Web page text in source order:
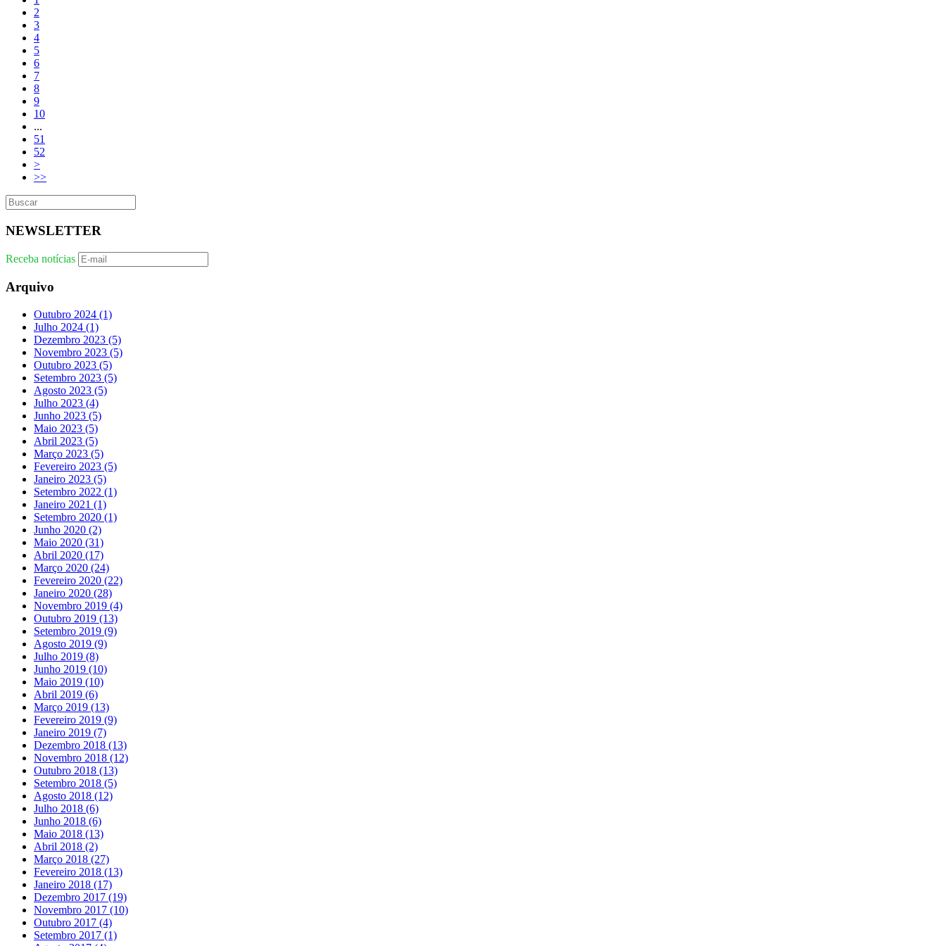
2
3
4
5
6
7
8
9
10
...
51
52
>
>>
NEWSLETTER
Receba notícias
Arquivo
Outubro 2024 (1)
Julho 2024 (1)
Dezembro 2023 (5)
Novembro 2023 (5)
Outubro 2023 (5)
Setembro 2023 (5)
Agosto 2023 (5)
Julho 2023 (4)
Junho 2023 (5)
Maio 2023 (5)
Abril 2023 (5)
Março 2023 (5)
Fevereiro 2023 (5)
Janeiro 2023 (5)
Setembro 2022 (1)
Janeiro 2021 (1)
Setembro 2020 (1)
Junho 2020 (2)
Maio 2020 (31)
Abril 2020 (17)
Março 2020 (24)
Fevereiro 2020 (22)
Janeiro 2020 (28)
Novembro 2019 (4)
Outubro 2019 (13)
Setembro 2019 (9)
Agosto 2019 (9)
Julho 2019 (8)
Junho 2019 (10)
Maio 2019 (10)
Abril 2019 (6)
Março 2019 (13)
Fevereiro 2019 (9)
Janeiro 2019 (7)
Dezembro 2018 (13)
Novembro 2018 (12)
Outubro 2018 (13)
Setembro 2018 (5)
Agosto 2018 (12)
Julho 2018 (6)
Junho 2018 (6)
Maio 2018 (13)
Abril 2018 (2)
Março 2018 (27)
Fevereiro 2018 (13)
Janeiro 2018 (17)
Dezembro 2017 (19)
Novembro 2017 (10)
Outubro 2017 (4)
Setembro 2017 (1)